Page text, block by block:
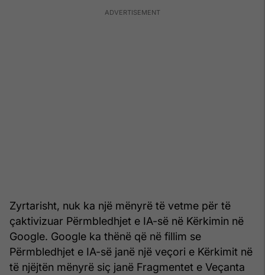
Zyrtarisht, nuk ka një mënyrë të vetme për të
çaktivizuar Përmbledhjet e IA-së në Kërkimin në
Google. Google ka thënë që në fillim se
Përmbledhjet e IA-së janë një veçori e Kërkimit në
të njëjtën mënyrë siç janë Fragmentet e Veçanta